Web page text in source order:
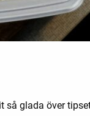
så glada över